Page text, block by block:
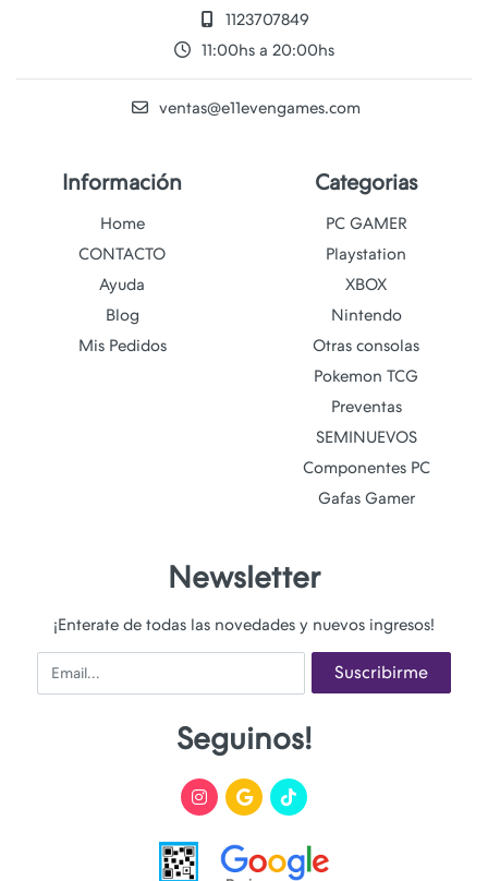
1123707849
11:00hs a 20:00hs
ventas@e11evengames.com
Información
Home
CONTACTO
Ayuda
Blog
Mis Pedidos
Categorias
PC GAMER
Playstation
XBOX
Nintendo
Otras consolas
Pokemon TCG
Preventas
SEMINUEVOS
Componentes PC
Gafas Gamer
Newsletter
¡Enterate de todas las novedades y nuevos ingresos!
Email Suscribirme
Seguinos!